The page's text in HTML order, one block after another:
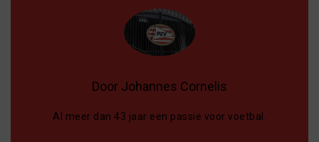
Door Johannes Cornelis
Al meer dan 43 jaar een passie voor voetbal.